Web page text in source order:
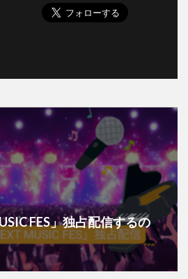
FES」独占配信するの